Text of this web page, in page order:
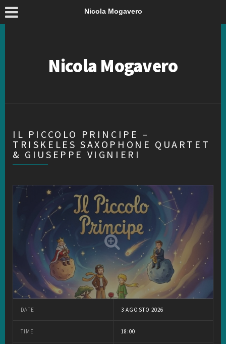
Nicola Mogavero
Nicola Mogavero
IL PICCOLO PRINCIPE –
TRISKELES SAXOPHONE QUARTET
& GIUSEPPE VIGNIERI
DATE 3 AGOSTO 2026
TIME 18:00